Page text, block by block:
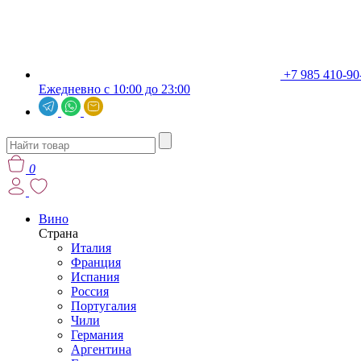
+7 985 410-
Ежедневно с 10:00 до 23:00
0
Вино
Страна
Италия
Франция
Испания
Россия
Португалия
Чили
Германия
Аргентина